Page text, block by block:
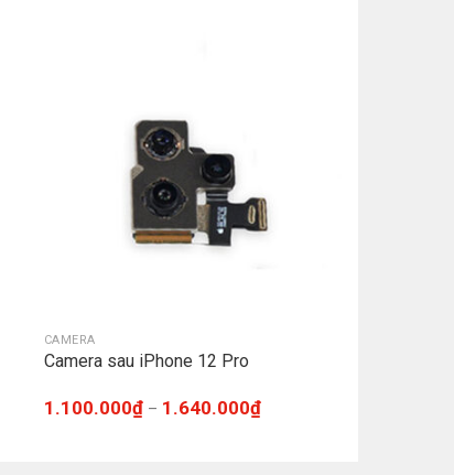
CAMERA
Camera sau iPhone 12 Pro
1.100.000₫– 1.640.000₫